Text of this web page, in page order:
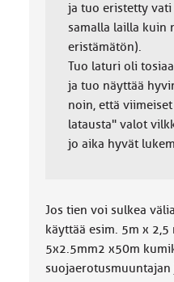
ja tuo eristetty vati
samalla lailla kuin
eristämätön).
Tuo laturi oli
ja tuo näyttää
noin, että
latausta" valot
jo aika hyvät
Jos tien voi sulkea
käyttää esim. 5m x
5x2.5mm2 x50m